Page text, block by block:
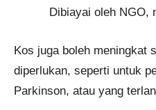
Dibiayai oleh NGO,
Kos juga boleh meningkat
diperlukan, seperti untuk
Parkinson, atau yang